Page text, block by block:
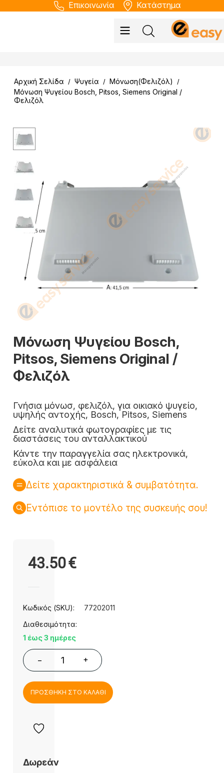
Επικοινωνία Κατάστημα
Αρχική Σελίδα / Ψυγεία / Μόνωση(Φελιζόλ) /
Μόνωση Ψυγείου Bosch, Pitsos, Siemens Original /
Φελιζόλ
Μόνωση Ψυγείου Bosch,
Pitsos, Siemens Original /
Φελιζόλ
Γνήσια μόνωσ, φελιζόλ, για οικιακό ψυγείο,
υψηλής αντοχής, Bosch, Pitsos, Siemens
Δείτε αναλυτικά φωτογραφίες με τις
διαστάσεις του ανταλλακτικού
Κάντε την παραγγελία σας ηλεκτρονικά,
εύκολα και με ασφάλεια
Δείτε χαρακτηριστικά & συμβατότητα.
Εντόπισε το μοντέλο της συσκευής σου!
43.50€
Κωδικός (SKU):
77202011
Διαθεσιμότητα:
1 έως 3 ημέρες
− +
ΠΡΟΣΘΗΚΗ ΣΤΟ ΚΑΛΑΘΙ
Δωρεάν